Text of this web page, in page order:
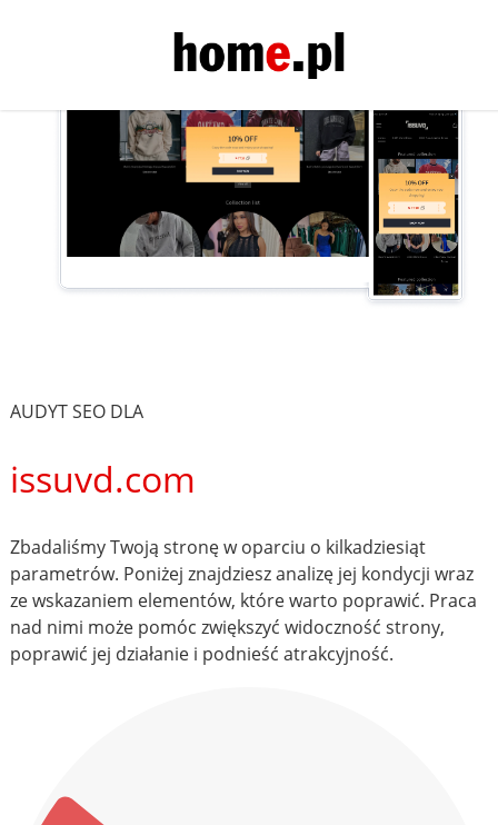
AUDYT SEO DLA
issuvd.com
Zbadaliśmy Twoją stronę w oparciu o kilkadziesiąt
parametrów. Poniżej znajdziesz analizę jej kondycji wraz
ze wskazaniem elementów, które warto poprawić. Praca
nad nimi może pomóc zwiększyć widoczność strony,
poprawić jej działanie i podnieść atrakcyjność.